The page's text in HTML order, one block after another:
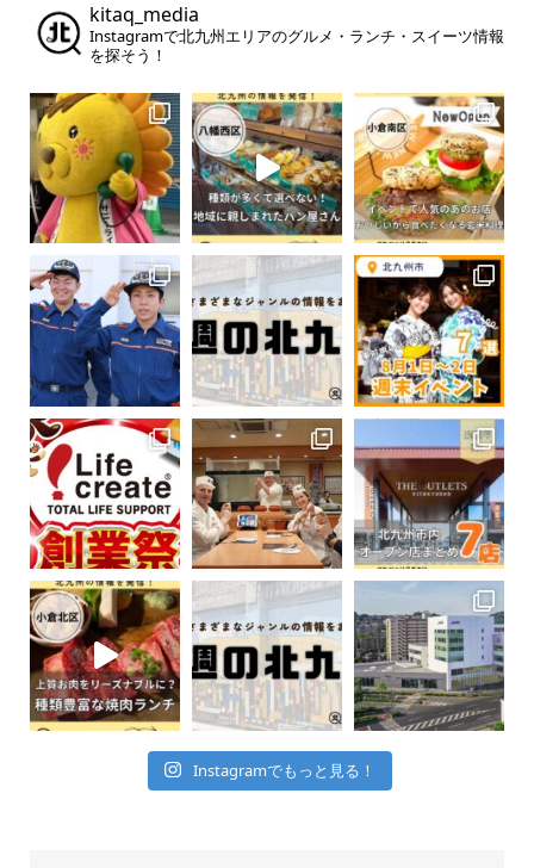
kitaq_media
Instagramで北九州エリアのグルメ・ランチ・スイーツ情報
を探そう！
Instagramでもっと見る！